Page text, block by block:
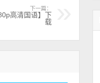
下一篇：
高清国语】下
载